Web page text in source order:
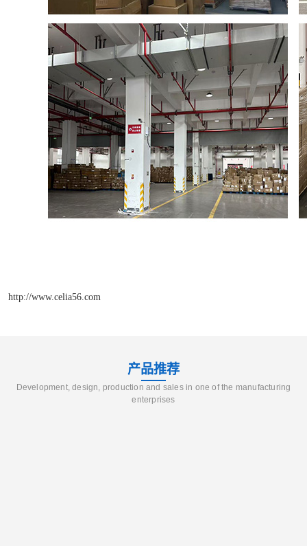
http://www.celia56.com
产品推荐
Development, design, production and sales in one of the manufacturing
enterprises